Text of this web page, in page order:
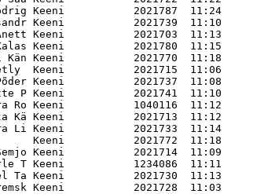
Keeni           2021787  11:24
Keeni           2021739  11:10
Keeni           2021703  11:13
Keeni           2021780  11:15
Kän Keeni           2021770  11:18
Keeni           2021715  11:06
Keeni           2021737  11:08
P Keeni           2021741  11:10
Ro Keeni           1040116  11:12
Kä Keeni           2021713  11:12
Li Keeni           2021733  11:14
Keeni           2021772  11:18
Keeni           2021714  11:09
T Keeni           1234086  11:11
Ta Keeni           2021730  11:13
Keeni           2021728  11:03